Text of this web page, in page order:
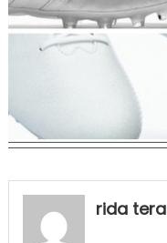
rida tera